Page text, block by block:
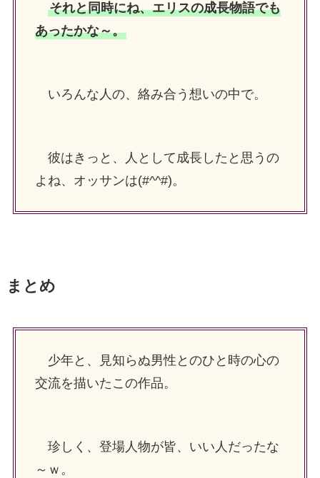
それと同時にね、エリスの成長物語でも
あったかな～。
いろんな人の、絡み合う想いの中で。
彼はきっと、人として成長したと思うの
よね、オッサンは(#^^#)。
まとめ
少年と、見知らぬ男性とのひと時の心の
交流を描いたこの作品。
珍しく、登場人物が皆、いい人だったな
～ｗ。